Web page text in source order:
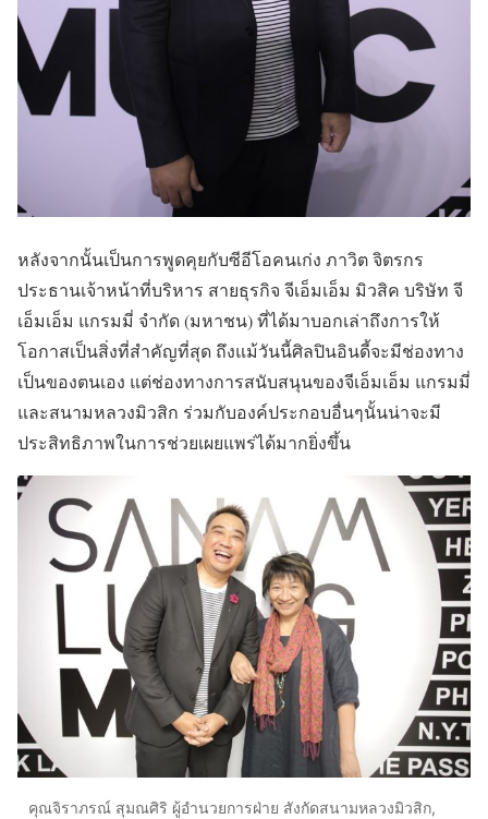
หลังจากนั้นเป็นการพูดคุยกับซีอีโอคนเก่ง ภาวิต จิตรกร
ประธานเจ้าหน้าที่บริหาร สายธุรกิจ จีเอ็มเอ็ม มิวสิค บริษัท จี
เอ็มเอ็ม แกรมมี่ จำกัด (มหาชน) ที่ได้มาบอกเล่าถึงการให้
โอกาสเป็นสิ่งที่สำคัญที่สุด ถึงแม้วันนี้ศิลปินอินดี้จะมีช่องทาง
เป็นของตนเอง แต่ช่องทางการสนับสนุนของจีเอ็มเอ็ม แกรมมี่
และสนามหลวงมิวสิก ร่วมกับองค์ประกอบอื่นๆนั้นน่าจะมี
ประสิทธิภาพในการช่วยเผยแพร่ได้มากยิ่งขึ้น
คุณจิราภรณ์ สุมณศิริ ผู้อำนวยการฝ่าย สังกัดสนามหลวงมิวสิก,